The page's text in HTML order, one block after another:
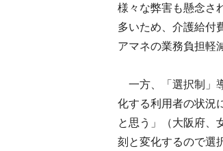
様々な弊害も懸念さ
多いため、介護給付
アマネの業務負担軽
一方、「選択制」
化する利用者の状況
と思う」（大阪府、
刻と変化するので選